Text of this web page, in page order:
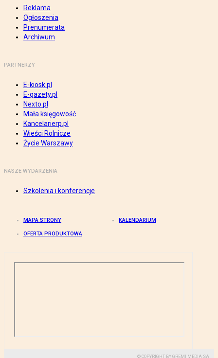
Reklama
Ogłoszenia
Prenumerata
Archiwum
PARTNERZY
E-kiosk.pl
E-gazety.pl
Nexto.pl
Mała księgowość
Kancelarierp.pl
Wieści Rolnicze
Życie Warszawy
NASZE WYDARZENIA
Szkolenia i konferencje
MAPA STRONY KALENDARIUM
OFERTA PRODUKTOWA
© COPYRIGHT BY GREMI MEDIA SA